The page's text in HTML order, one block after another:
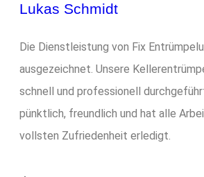
Lukas Schmidt
Die Dienstleistung von Fix
ausgezeichnet. Unsere
schnell und professionell
pünktlich, freundlich und hat alle
vollsten Zufriedenheit erledigt.